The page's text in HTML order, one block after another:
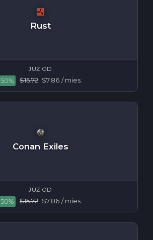
Rust
JUŻ OD
50% $15.72 $7.86 / mies.
Conan Exiles
JUŻ OD
50% $15.72 $7.86 / mies.